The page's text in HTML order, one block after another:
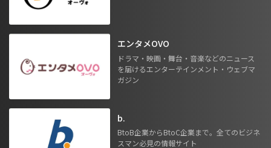
エンタメOVO
ドラマ・映画・舞台・音楽などのニュース
を届けるエンターテインメント・ウェブマ
ガジン
b.
BtoB企業からBtoC企業まで。全てのビジネ
スマン必見の情報サイト